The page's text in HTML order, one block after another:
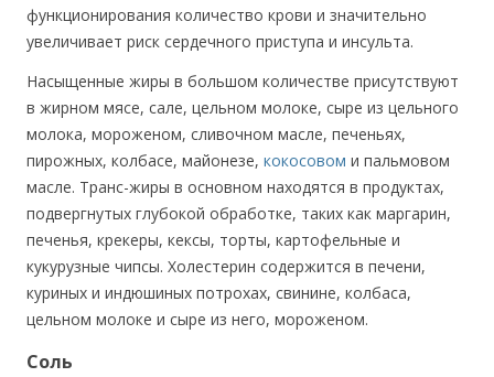
функционирования количество крови и значительно
увеличивает риск сердечного приступа и инсульта.
Насыщенные жиры в большом количестве присутствуют
в жирном мясе, сале, цельном молоке, сыре из цельного
молока, мороженом, сливочном масле, печеньях,
пирожных, колбасе, майонезе, кокосовом и пальмовом
масле. Транс-жиры в основном находятся в продуктах,
подвергнутых глубокой обработке, таких как маргарин,
печенья, крекеры, кексы, торты, картофельные и
кукурузные чипсы. Холестерин содержится в печени,
куриных и индюшиных потрохах, свинине, колбаса,
цельном молоке и сыре из него, мороженом.
Соль